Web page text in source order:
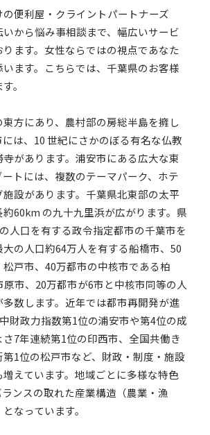
便利屋・クライントパートナーズ
から悩み事相談まで、幅広いサービ
ます。女性ならではの視点であなた
ます。こちらでは、千葉県のお客様
。
方にあり、農村部の房総半島を擁し
は、10 世紀にさかのぼる有名な仏教
があります。浦安市にある広大な東
トには、複数のテーマパーク、ホテ
設があります。千葉県北東部の太平
60km の九十九里浜が広がります。県
人口を有する政令指定都市の千葉市を
の人口約64万人を有する船橋市、50
戸市、40万都市の中核市である柏
市、20万都市が6市と中核市同等の人
数します。近年では都市再開発が進
財政力指数第1位の浦安市や第4位の成
7年連続第1位の印西市、全国共働き
1位の松戸市など、財政・制度・施設
えています。地域ごとに多様な特色
ンスの取れた産業構造（農業・漁
なっています。